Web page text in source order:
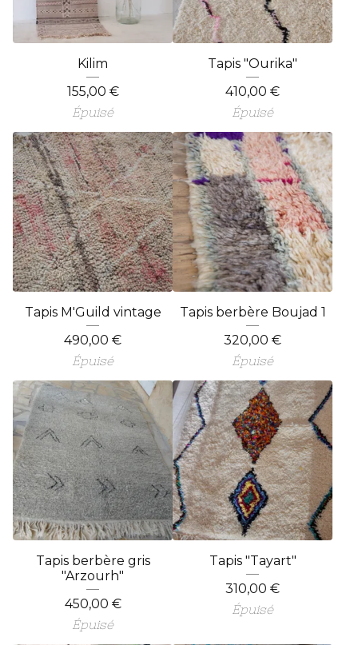
Kilim
155,00 €
Épuisé
Tapis "Ourika"
410,00 €
Épuisé
Tapis M'Guild vintage
490,00 €
Épuisé
Tapis berbère Boujad 1
320,00 €
Épuisé
Tapis berbère gris
"Arzourh"
450,00 €
Épuisé
Tapis "Tayart"
310,00 €
Épuisé